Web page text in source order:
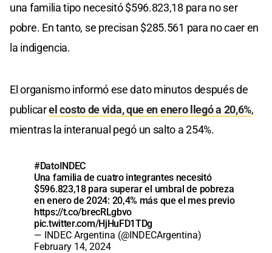
una familia tipo necesitó $596.823,18 para no ser
pobre. En tanto, se precisan $285.561 para no caer en
la indigencia.
El organismo informó ese dato minutos después de
publicarel costo de vida, que en enero llegó a 20,6%,
mientras la interanual pegó un salto a 254%.
#DatoINDEC
Una familia de cuatro integrantes necesitó
$596.823,18 para superar el umbral de pobreza
en enero de 2024: 20,4% más que el mes previo
https://t.co/brecRLgbvo
pic.twitter.com/HjHuFD1TDg
— INDEC Argentina (@INDECArgentina)
February 14, 2024